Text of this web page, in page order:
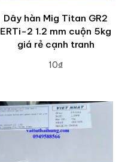
Dây hàn Mig Titan GR2
ERTi-2 1.2 mm cuộn 5kg
giá rẻ cạnh tranh
10₫